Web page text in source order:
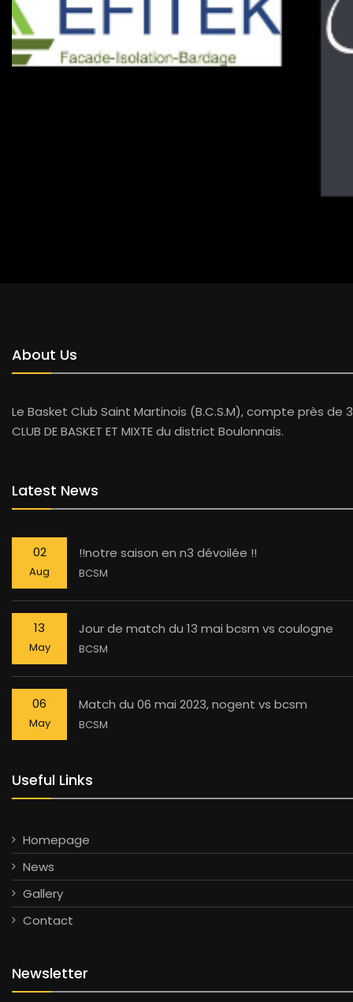
About Us
Le Basket Club Saint Martinois (B.C.S.M), compte près de
CLUB DE BASKET ET MIXTE du district Boulonnais.
Latest News
02
Aug
!!notre saison en n3 dévoilée !!
BCSM
13
May
Jour de match du 13 mai bcsm vs coulogne
BCSM
06
May
Match du 06 mai 2023, nogent vs bcsm
BCSM
Useful Links
Homepage
News
Gallery
Contact
Newsletter